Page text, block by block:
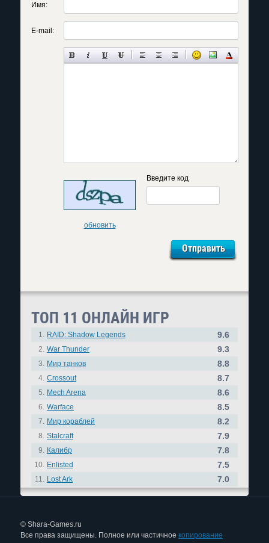
Имя:
E-mail:
обновить
Введите код
ТОП 11 ОНЛАЙН ИГР
1. RAID: Shadow Legends 9.6
2. War Thunder 9.3
3. Мир танков 8.8
4. Crossout 8.7
5. Mech Arena 8.6
6. Warface 8.5
7. Мир кораблей 8.2
8. Stalcraft 7.9
9. Калибр 7.8
10. Enlisted 7.5
11. Lost Ark 7.0
© Shara-Games.ru
Все права защищены. Полное или частичное копирование